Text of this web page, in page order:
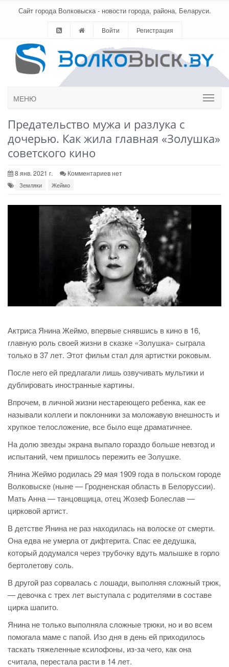
Сайт города Волковыска - новости города, района, Беларуси.
Войти Регистрация
МЕНЮ
Предательство мужа и разлука с
дочерью. Как жила главная «Золушка»
советского кино
8 янв. 2021 г. Комментариев нет
Земляки Жеймо
Актриса Янина Жеймо, впервые снявшись в кино в 16,
главную роль своей жизни в сказке «Золушка» сыграла
только в 37 лет. Этот фильм стал для артистки роковым.
После него ей предлагали лишь озвучивать мультики и
дублировать иностранные картины.
Впрочем, в личной жизни нестареющего ребенка, как ее
называли коллеги и поклонники за моложавую внешность и
хрупкое телосложение, все было еще драматичнее.
На долю звезды экрана выпало гораздо больше невзгод и
испытаний, чем пришлось пережить ее Золушке.
Янина Жеймо родилась 29 мая 1909 года в польском городе
Волковыске (ныне — Гродненская область в Белоруссии).
Мать Анна — танцовщица, отец Жозеф Болеслав —
цирковой артист.
В детстве Янина не раз находилась на волоске от смерти.
Она едва не умерла от дифтерита. Спас ее дедушка,
который додумался через трубочку вдуть малышке в горло
бертолетову соль.
В другой раз сорвалась с лошади, выполняя сложный трюк,
— девочка с трех лет выступала с родителями в составе
цирка шапито.
Янина не только выполняла сложные трюки, но и во всем
помогала маме с папой. Изо дня в день ей приходилось
таскать тяжеленные ксилофоны, из-за чего, как она
считала, перестала расти в 14 лет.